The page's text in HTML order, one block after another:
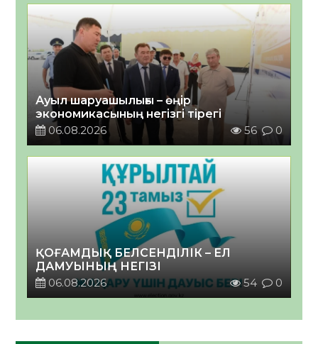
Ауыл шаруашылығы – өңір
экономикасының негізгі тірегі
06.08.2026
56 0
ҚОҒАМДЫҚ БЕЛСЕНДІЛІК – ЕЛ
ДАМУЫНЫҢ НЕГІЗІ
06.08.2026
54 0